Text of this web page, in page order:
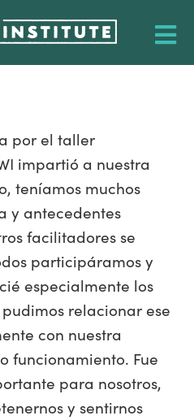
por el taller
impartió a nuestra
teníamos muchos
y antecedentes
facilitadores se
participáramos y
especialmente los
relacionar ese
con nuestra
funcionamiento. Fue
para nosotros,
y sentirnos